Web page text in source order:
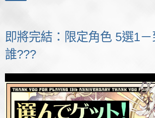
即將完結：限定角色 5選1
誰???